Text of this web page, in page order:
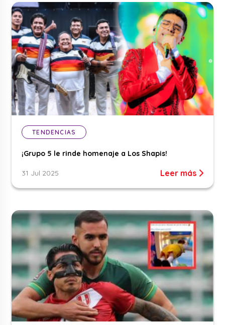
TENDENCIAS
¡Grupo 5 le rinde homenaje a Los Shapis!
31 Jul 2025 Leer más